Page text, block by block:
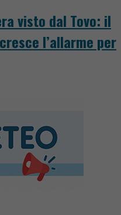
visto dal Tovo: il
l’allarme per